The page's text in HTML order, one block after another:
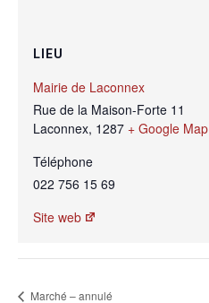
LIEU
Mairie de Laconnex
Rue de la Maison-Forte 11
Laconnex, 1287 + Google Map
Téléphone
022 756 15 69
Site web
Marché – annulé